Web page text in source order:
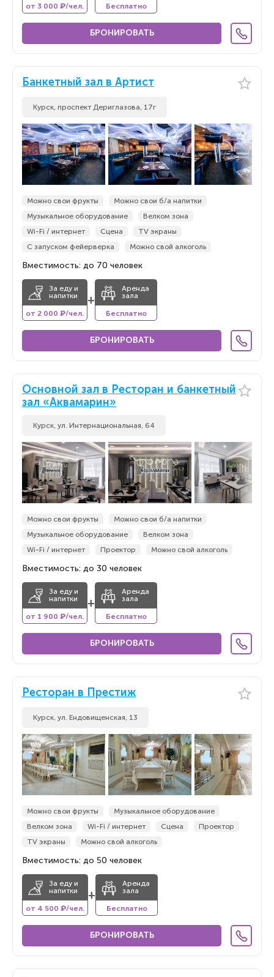
от 3 000 ₽/чел. Бесплатно
БРОНИРОВАТЬ
Банкетный зал в Артист
Курск, проспект Дериглазова, 17г
Можно свои фрукты
Можно свои б/а напитки
Музыкальное оборудование
Велком зона
Wi-Fi / интернет
Сцена
TV экраны
С запуском фейерверка
Можно свой алкоголь
Вместимость: до 70 человек
За еду и
напитки
от 2 000 ₽/чел.
+
Аренда
зала
Бесплатно
БРОНИРОВАТЬ
Основной зал в Ресторан и банкетный
зал «Аквамарин»
Курск, ул. Интернациональная, 64
Можно свои фрукты
Можно свои б/а напитки
Музыкальное оборудование
Велком зона
Wi-Fi / интернет
Проектор Можно свой алкоголь
Вместимость: до 30 человек
За еду и
напитки
от 1 900 ₽/чел.
+
Аренда
зала
Бесплатно
БРОНИРОВАТЬ
Ресторан в Престиж
Курск, ул. Ендовищенская, 13
Можно свои фрукты
Музыкальное оборудование
Велком зона
Wi-Fi / интернет Сцена
Проектор
TV экраны
Можно свой алкоголь
Вместимость: до 50 человек
За еду и
напитки
от 4 500 ₽/чел.
+
Аренда
зала
Бесплатно
БРОНИРОВАТЬ